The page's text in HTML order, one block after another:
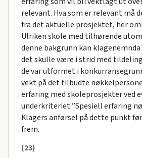
relevant. Hva som er relevant må
fra det aktuelle prosjektet, her
Ulriken skole med tilhørende
denne bakgrunn kan
det skulle være i strid med
de var utformet i
vekt på det tilbudte
erfaring med skoleprosjekter ved
underkriteriet ”Spesiell erfaring
Klagers anførsel på dette punkt
frem.
(23)